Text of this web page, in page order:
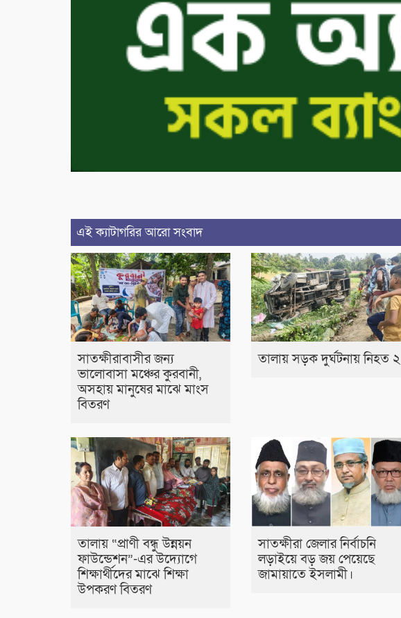
এই ক্যাটাগরির আরো সংবাদ
সাতক্ষীরাবাসীর জন্য
ভালোবাসা মঞ্চের কুরবানী,
অসহায় মানুষের মাঝে মাংস
বিতরণ
তালায় সড়ক দুর্ঘটনায় নিহত ২
তালায় “প্রাণী বন্ধু উন্নয়ন
ফাউন্ডেশন”-এর উদ্যোগে
শিক্ষার্থীদের মাঝে শিক্ষা
উপকরণ বিতরণ
সাতক্ষীরা জেলার নির্বাচনি
লড়াইয়ে বড় জয় পেয়েছে
জামায়াতে ইসলামী।